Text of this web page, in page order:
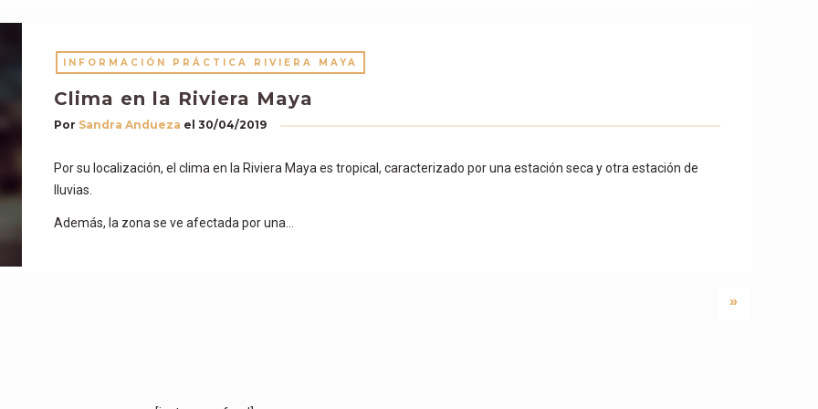
INFORMACIÓN PRÁCTICA RIVIERA MAYA
Clima en la Riviera Maya
Por Sandra Andueza el 30/04/2019
Por su localización, el clima en la Riviera Maya es tropical, caracterizado por una estación seca y otra estación de
lluvias.
Además, la zona se ve afectada por una…
»